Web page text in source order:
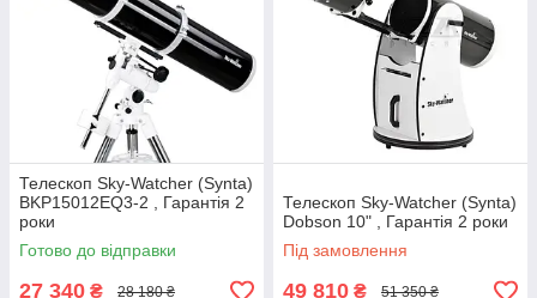
Телескоп Sky-Watcher (Synta)
BKP15012EQ3-2 , Гарантія 2
роки
Готово до відправки
27 340 ₴ 28 180 ₴
Телескоп Sky-Watcher (Synta)
Dobson 10" , Гарантія 2 роки
Під замовлення
49 810 ₴ 51 350 ₴